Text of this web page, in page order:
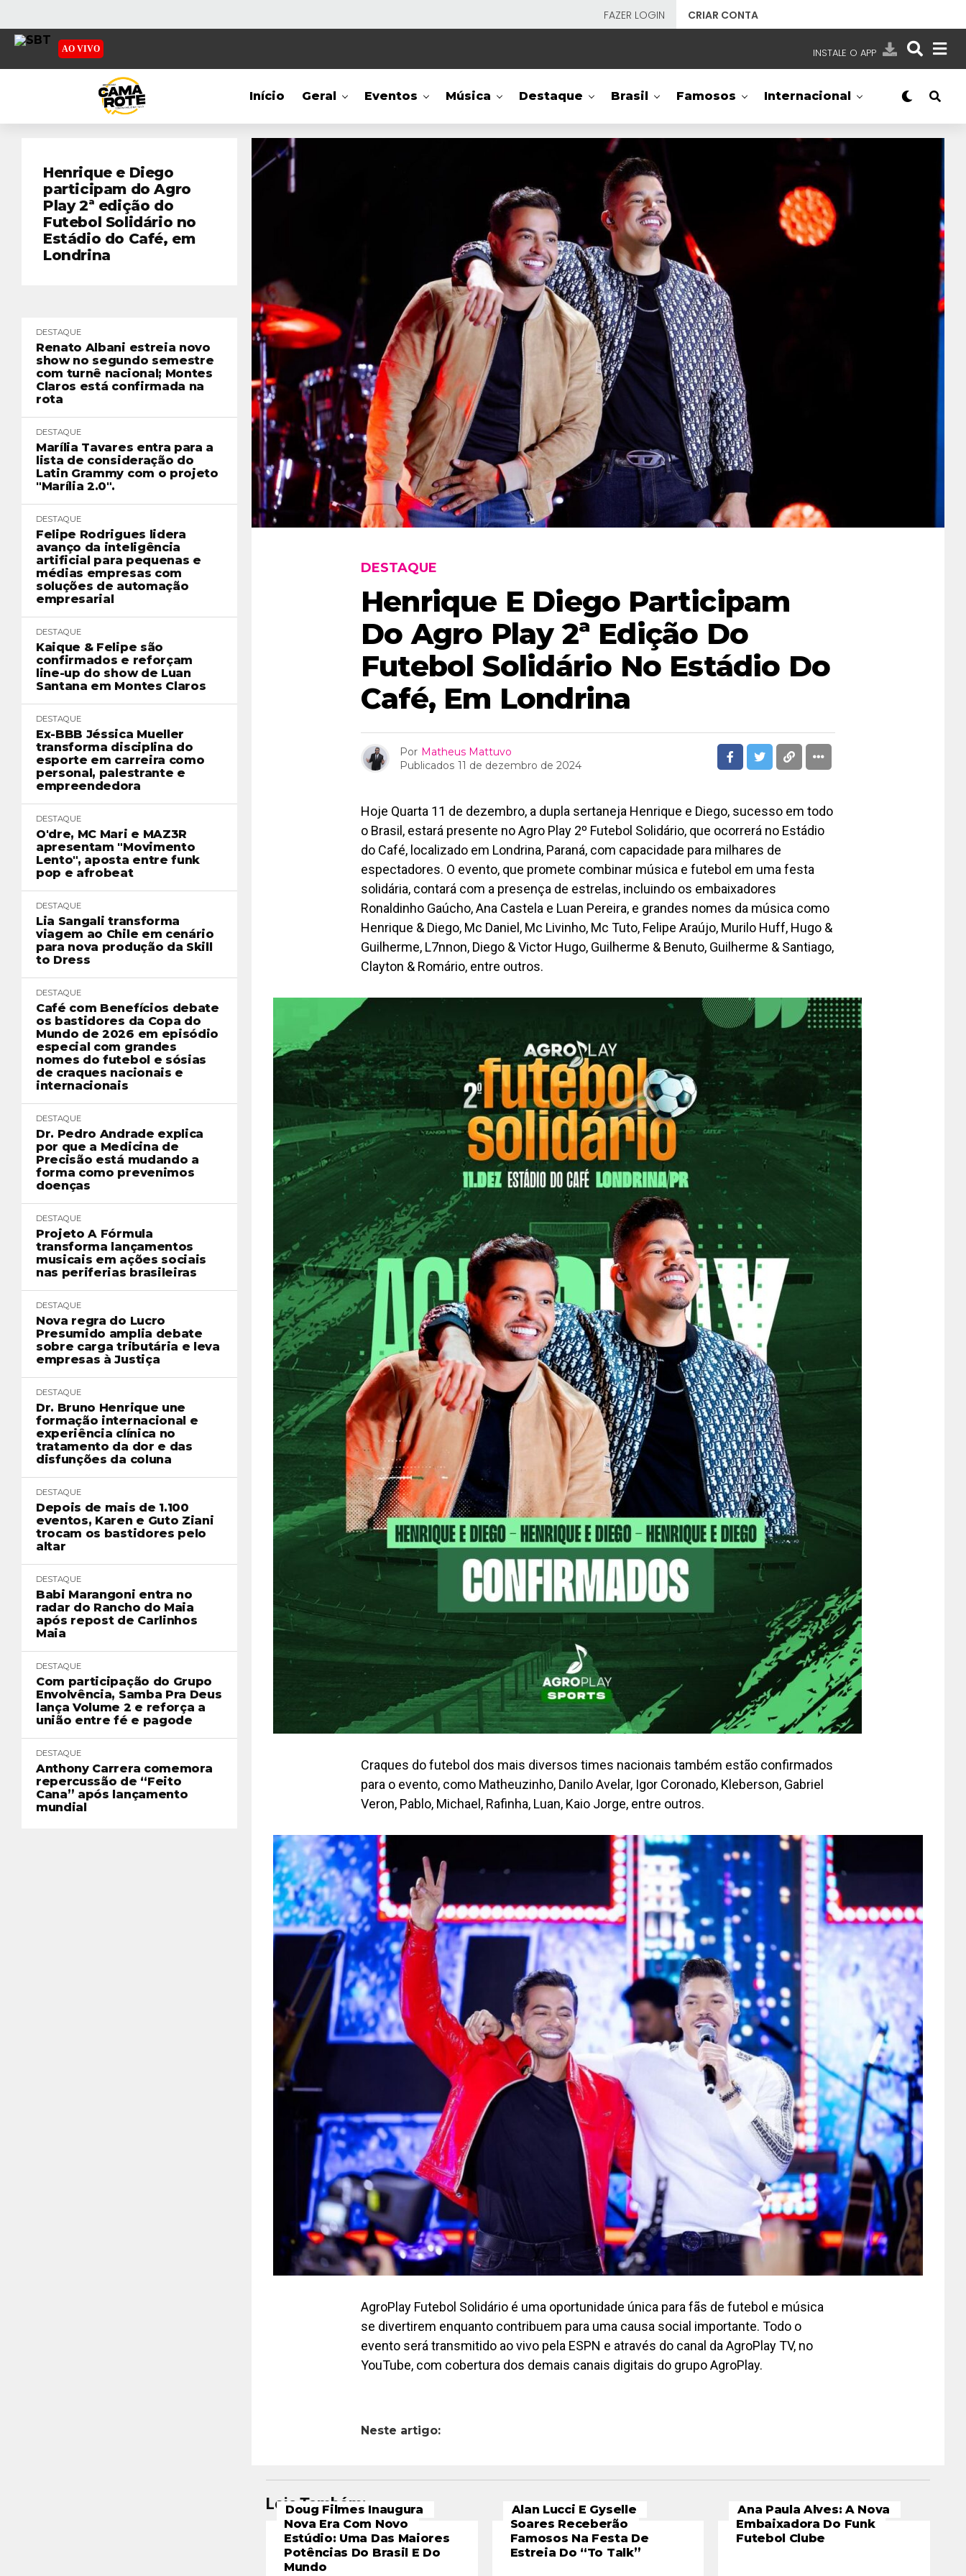
FAZER LOGIN CRIAR CONTA
AO VIVO INSTALE O APP
NOSSAS REDES APP TV SBT
SBT- SISTEMA BRASILEIRO DE TELEVISÃO
Início Geral Eventos Música Destaque Brasil Famosos Internacional
Henrique e Diego
participam do Agro
Play 2ª edição do
Futebol Solidário no
Estádio do Café, em
Londrina
DESTAQUE
Renato Albani estreia novo
show no segundo semestre
com turnê nacional; Montes
Claros está confirmada na
rota
DESTAQUE
Marília Tavares entra para a
lista de consideração do
Latin Grammy com o projeto
"Marília 2.0".
DESTAQUE
Felipe Rodrigues lidera
avanço da inteligência
artificial para pequenas e
médias empresas com
soluções de automação
empresarial
DESTAQUE
Kaique & Felipe são
confirmados e reforçam
line-up do show de Luan
Santana em Montes Claros
DESTAQUE
Ex-BBB Jéssica Mueller
transforma disciplina do
esporte em carreira como
personal, palestrante e
empreendedora
DESTAQUE
O'dre, MC Mari e MAZ3R
apresentam "Movimento
Lento", aposta entre funk
pop e afrobeat
DESTAQUE
Lia Sangali transforma
viagem ao Chile em cenário
para nova produção da Skill
to Dress
DESTAQUE
Café com Benefícios debate
os bastidores da Copa do
Mundo de 2026 em episódio
especial com grandes
nomes do futebol e sósias
de craques nacionais e
internacionais
DESTAQUE
Dr. Pedro Andrade explica
por que a Medicina de
Precisão está mudando a
forma como prevenimos
doenças
DESTAQUE
Projeto A Fórmula
transforma lançamentos
musicais em ações sociais
nas periferias brasileiras
DESTAQUE
Nova regra do Lucro
Presumido amplia debate
sobre carga tributária e leva
empresas à Justiça
DESTAQUE
Dr. Bruno Henrique une
formação internacional e
experiência clínica no
tratamento da dor e das
disfunções da coluna
DESTAQUE
Depois de mais de 1.100
eventos, Karen e Guto Ziani
trocam os bastidores pelo
altar
DESTAQUE
Babi Marangoni entra no
radar do Rancho do Maia
após repost de Carlinhos
Maia
DESTAQUE
Com participação do Grupo
Envolvência, Samba Pra Deus
lança Volume 2 e reforça a
união entre fé e pagode
DESTAQUE
Anthony Carrera comemora
repercussão de “Feito
Cana” após lançamento
mundial
DESTAQUE
Henrique E Diego Participam
Do Agro Play 2ª Edição Do
Futebol Solidário No Estádio Do
Café, Em Londrina
Por Matheus Mattuvo
Publicados 11 de dezembro de 2024
Hoje Quarta 11 de dezembro, a dupla sertaneja Henrique e Diego, sucesso em todo
o Brasil, estará presente no Agro Play 2º Futebol Solidário, que ocorrerá no Estádio
do Café, localizado em Londrina, Paraná, com capacidade para milhares de
espectadores. O evento, que promete combinar música e futebol em uma festa
solidária, contará com a presença de estrelas, incluindo os embaixadores
Ronaldinho Gaúcho, Ana Castela e Luan Pereira, e grandes nomes da música como
Henrique & Diego, Mc Daniel, Mc Livinho, Mc Tuto, Felipe Araújo, Murilo Huff, Hugo &
Guilherme, L7nnon, Diego & Victor Hugo, Guilherme & Benuto, Guilherme & Santiago,
Clayton & Romário, entre outros.
Craques do futebol dos mais diversos times nacionais também estão confirmados
para o evento, como Matheuzinho, Danilo Avelar, Igor Coronado, Kleberson, Gabriel
Veron, Pablo, Michael, Rafinha, Luan, Kaio Jorge, entre outros.
AgroPlay Futebol Solidário é uma oportunidade única para fãs de futebol e música
se divertirem enquanto contribuem para uma causa social importante. Todo o
evento será transmitido ao vivo pela ESPN e através do canal da AgroPlay TV, no
YouTube, com cobertura dos demais canais digitais do grupo AgroPlay.
Neste artigo:
Leia Também:
Doug Filmes Inaugura
Nova Era Com Novo
Estúdio: Uma Das Maiores
Potências Do Brasil E Do
Mundo
Alan Lucci E Gyselle
Soares Receberão
Famosos Na Festa De
Estreia Do “To Talk”
Ana Paula Alves: A Nova
Embaixadora Do Funk
Futebol Clube